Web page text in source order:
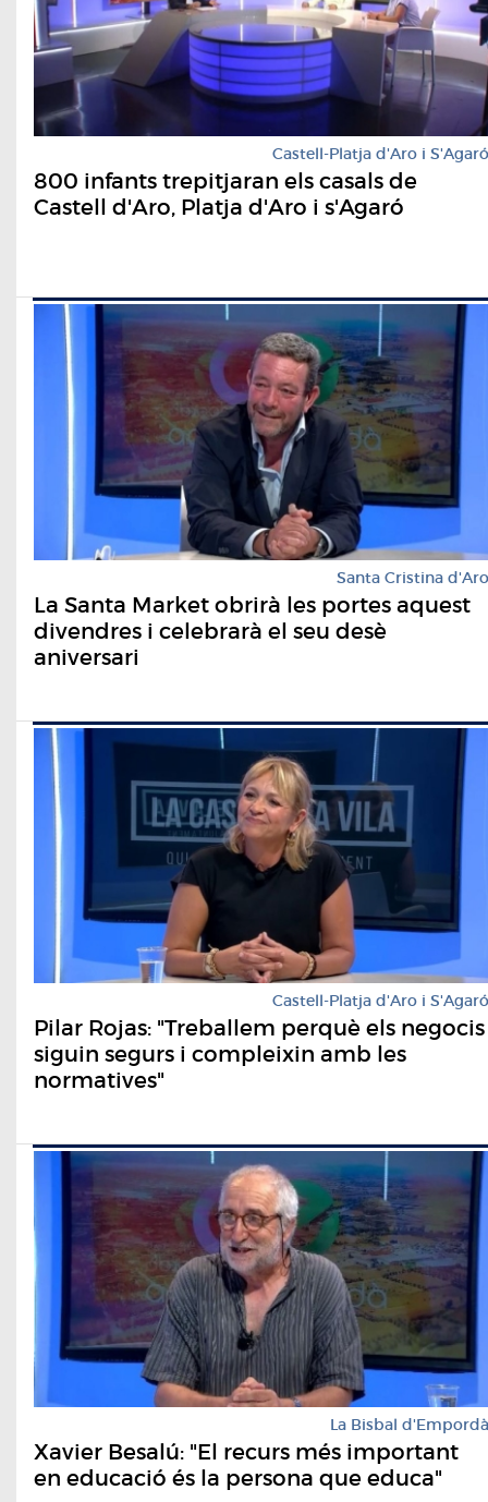
Castell-Platja d'Aro i S'Agaró
800 infants trepitjaran els casals de
Castell d'Aro, Platja d'Aro i s'Agaró
Santa Cristina d'Aro
La Santa Market obrirà les portes aquest
divendres i celebrarà el seu desè
aniversari
Castell-Platja d'Aro i S'Agaró
Pilar Rojas: "Treballem perquè els negocis
siguin segurs i compleixin amb les
normatives"
La Bisbal d'Empordà
Xavier Besalú: "El recurs més important
en educació és la persona que educa"